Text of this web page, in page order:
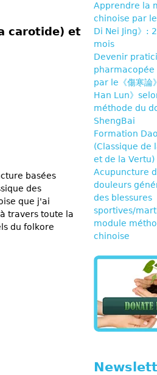
carotide) et
basées
des
que j'ai
travers toute la
du folkore
Apprendre la
chinoise par
Di Nei Jing》:
mois
Devenir
pharmacopée
par le《傷寒論
Han Lun》
méthode du
ShengBai
Formation
(Classique de
et de la Vertu)
Acupuncture
douleurs
des blessures
sportives/
module
chinoise